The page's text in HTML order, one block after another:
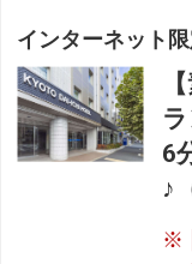
インターネット
6
♪